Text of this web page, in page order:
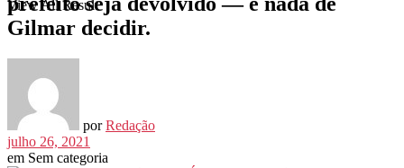
View All Result
Gilmar decidir.
por Redação
julho 26, 2021
em Sem categoria